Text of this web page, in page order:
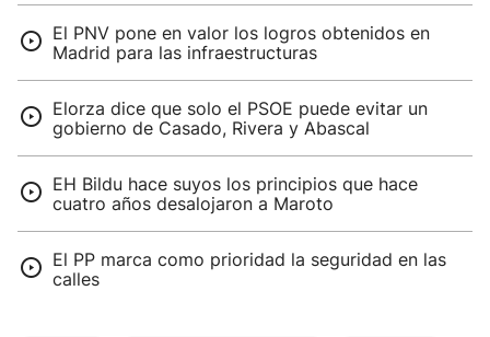
El PNV pone en valor los logros obtenidos en
Madrid para las infraestructuras
Elorza dice que solo el PSOE puede evitar un
gobierno de Casado, Rivera y Abascal
EH Bildu hace suyos los principios que hace
cuatro años desalojaron a Maroto
El PP marca como prioridad la seguridad en las
calles